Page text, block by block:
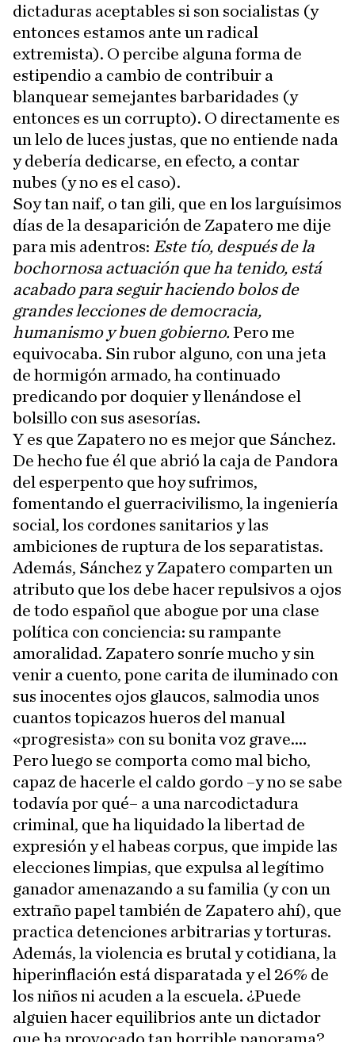
dictaduras aceptables si son socialistas (y
entonces estamos ante un radical
extremista). O percibe alguna forma de
estipendio a cambio de contribuir a
blanquear semejantes barbaridades (y
entonces es un corrupto). O directamente es
un lelo de luces justas, que no entiende nada
y debería dedicarse, en efecto, a contar
nubes (y no es el caso).
Soy tan naif, o tan gili, que en los larguísimos
días de la desaparición de Zapatero me dije
para mis adentros: Este tío, después de la
bochornosa actuación que ha tenido, está
acabado para seguir haciendo bolos de
grandes lecciones de democracia,
humanismo y buen gobierno. Pero me
equivocaba. Sin rubor alguno, con una jeta
de hormigón armado, ha continuado
predicando por doquier y llenándose el
bolsillo con sus asesorías.
Y es que Zapatero no es mejor que Sánchez.
De hecho fue él que abrió la caja de Pandora
del esperpento que hoy sufrimos,
fomentando el guerracivilismo, la ingeniería
social, los cordones sanitarios y las
ambiciones de ruptura de los separatistas.
Además, Sánchez y Zapatero comparten un
atributo que los debe hacer repulsivos a ojos
de todo español que abogue por una clase
política con conciencia: su rampante
amoralidad. Zapatero sonríe mucho y sin
venir a cuento, pone carita de iluminado con
sus inocentes ojos glaucos, salmodia unos
cuantos topicazos hueros del manual
«progresista» con su bonita voz grave....
Pero luego se comporta como mal bicho,
capaz de hacerle el caldo gordo –y no se sabe
todavía por qué– a una narcodictadura
criminal, que ha liquidado la libertad de
expresión y el habeas corpus, que impide las
elecciones limpias, que expulsa al legítimo
ganador amenazando a su familia (y con un
extraño papel también de Zapatero ahí), que
practica detenciones arbitrarias y torturas.
Además, la violencia es brutal y cotidiana, la
hiperinflación está disparatada y el 26% de
los niños ni acuden a la escuela. ¿Puede
alguien hacer equilibrios ante un dictador